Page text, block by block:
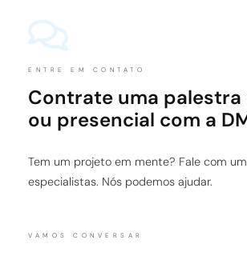
ENTRE EM CONTATO
Contrate uma palestra
ou presencial com a
Tem um projeto em mente? Fale com
especialistas. Nós podemos ajudar.
VAMOS CONVERSAR